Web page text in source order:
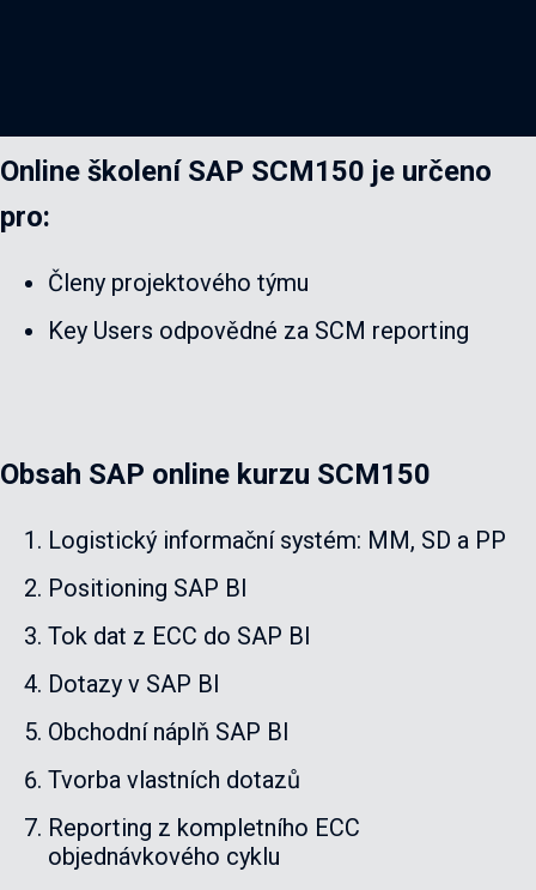
Online školení SAP SCM150 je určeno
pro:
Členy projektového týmu
Key Users odpovědné za SCM reporting
Obsah SAP online kurzu SCM150
Logistický informační systém: MM, SD a PP
Positioning SAP BI
Tok dat z ECC do SAP BI
Dotazy v SAP BI
Obchodní náplň SAP BI
Tvorba vlastních dotazů
Reporting z kompletního ECC
objednávkového cyklu